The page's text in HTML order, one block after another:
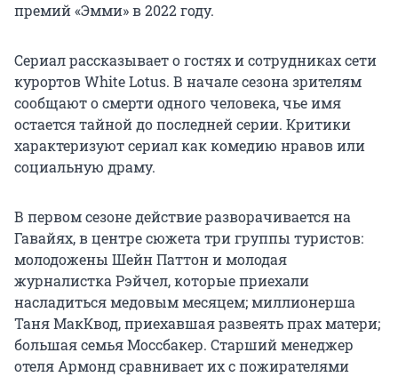
премий «Эмми» в 2022 году.
Сериал рассказывает о гостях и сотрудниках сети
курортов White Lotus. В начале сезона зрителям
сообщают о смерти одного человека, чье имя
остается тайной до последней серии. Критики
характеризуют сериал как комедию нравов или
социальную драму.
В первом сезоне действие разворачивается на
Гавайях, в центре сюжета три группы туристов:
молодожены Шейн Паттон и молодая
журналистка Рэйчел, которые приехали
насладиться медовым месяцем; миллионерша
Таня МакКвод, приехавшая развеять прах матери;
большая семья Моссбакер. Старший менеджер
отеля Армонд сравнивает их с пожирателями